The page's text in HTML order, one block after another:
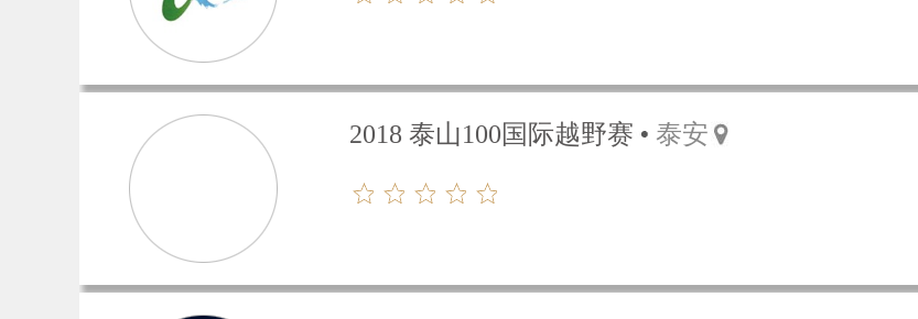
2018 泰山100国际越野赛 泰安